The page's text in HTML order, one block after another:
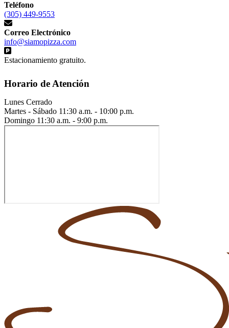
Teléfono
(305) 449-9553
Correo Electrónico
info@siamopizza.com
Estacionamiento gratuito.
Horario de Atención
Lunes Cerrado
Martes - Sábado 11:30 a.m. - 10:00 p.m.
Domingo 11:30 a.m. - 9:00 p.m.